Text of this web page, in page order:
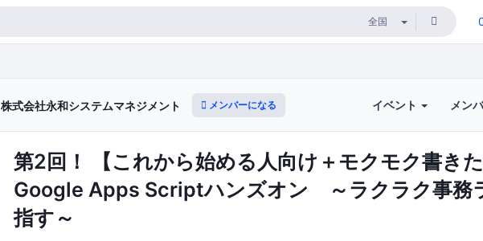
株式会社永和システムマネジメント メンバーになる イベント メン
第2回！ 【これから始める人向け＋モクモク書きた
Google Apps Scriptハンズオン ～ラクラク事務
指す～